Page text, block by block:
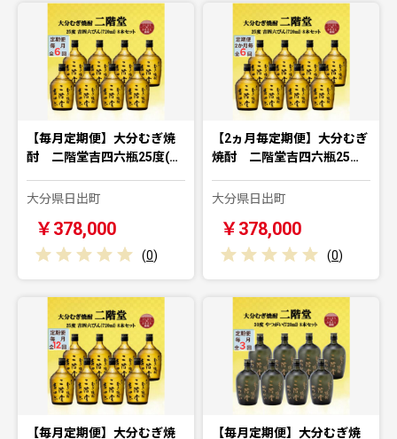
【毎月定期便】大分むぎ焼
酎 二階堂吉四六瓶25度(…
大分県日出町
￥378,000
(0)
【2ヵ月毎定期便】大分むぎ
焼酎 二階堂吉四六瓶25…
大分県日出町
￥378,000
(0)
【毎月定期便】大分むぎ焼
【毎月定期便】大分むぎ焼